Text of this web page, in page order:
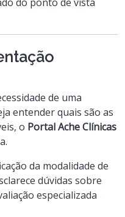
de uma
entender quais são as
o Portal Ache Clínicas
da modalidade de
dúvidas sobre
especializada